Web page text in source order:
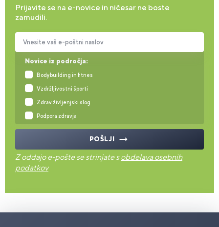
Prijavite se na e-novice in ničesar ne boste
zamudili.
Novice iz področja:
Bodybuilding in fitnes
Vzdržljivostni športi
Zdrav življenjski slog
Podpora zdravja
Vnesite vaš e-poštni naslov
POŠLJI
Z oddajo e-pošte se strinjate sobdelava osebnih
podatkov